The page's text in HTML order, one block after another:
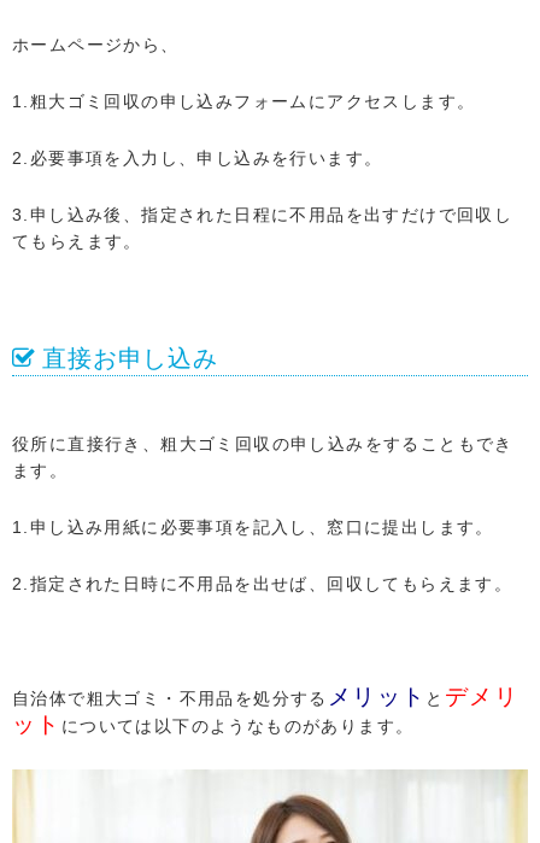
ホームページから、
1.粗大ゴミ回収の申し込みフォームにアクセスします。
2.必要事項を入力し、申し込みを行います。
3.申し込み後、指定された日程に不用品を出すだけで回収し
てもらえます。
直接お申し込み
役所に直接行き、粗大ゴミ回収の申し込みをすることもでき
ます。
1.申し込み用紙に必要事項を記入し、窓口に提出します。
2.指定された日時に不用品を出せば、回収してもらえます。
自治体で粗大ゴミ・不用品を処分する メリット と デメリ
ット については以下のようなものがあります。